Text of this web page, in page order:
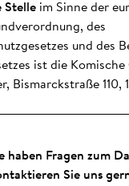
Stelle im Sinne der
des
und des
ist die
Bismarckstraße 110,
haben Fragen zum
Sie uns